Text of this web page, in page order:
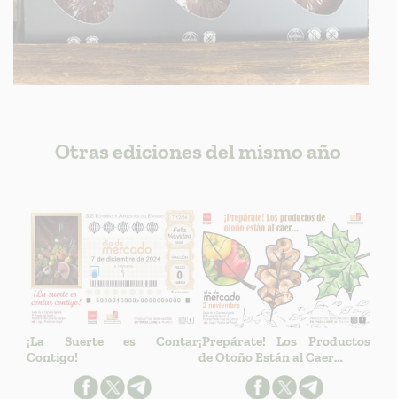
Otras ediciones del mismo año
¡La Suerte es Contar
Contigo!
¡Prepárate! Los Productos
de Otoño Están al Caer…